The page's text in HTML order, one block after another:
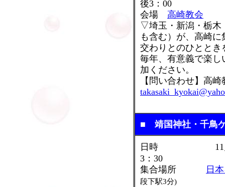
後3：00
会場 高崎教会
▽埼玉・新潟・栃木
も含む）が、高崎
交わりとのひととき
毎年、有意義で楽
加ください。
【問い合わせ】高
■ 靖国神社・千鳥
日 時 11月17日
3：30
集合場所
日
段下駅3分)